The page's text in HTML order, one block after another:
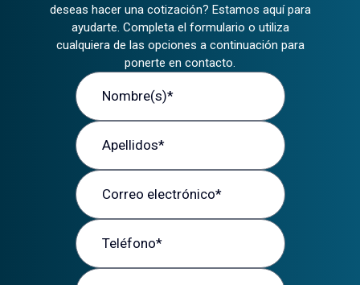
deseas hacer una cotización? Estamos aquí para
ayudarte. Completa el formulario o utiliza
cualquiera de las opciones a continuación para
ponerte en contacto.
Nombre (s)
Apellidos
Correo electrónico
Teléfono
Zona de entrega